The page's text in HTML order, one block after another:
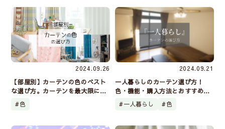
2024.09.26
【部屋別】カーテンの色のベスト
な選び方。カーテンを最大限に活
かしておしゃれ＆快適に過ごせる
空間を作ろう！
色
2024.09.21
一人暮らしのカーテン選び方！
色・機能・購入方法とおすすめカ
ーテン紹介
一人暮らし 色